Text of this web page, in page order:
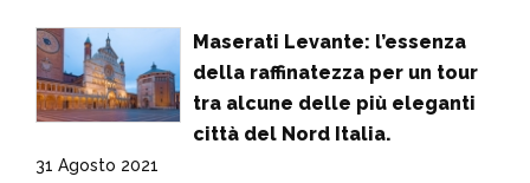
Maserati Levante: l’essenza
della raffinatezza per un tour
tra alcune delle più eleganti
città del Nord Italia.
31 Agosto 2021